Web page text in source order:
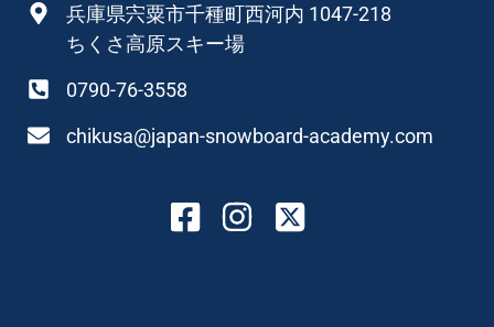
兵庫県宍粟市千種町西河内 1047-218
ちくさ高原スキー場
0790-76-3558
chikusa@japan-snowboard-academy.com